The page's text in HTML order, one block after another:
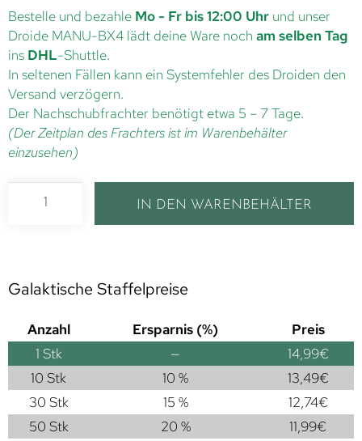
Bestelle und bezahle Mo - Fr bis 12:00 Uhr und unser
Droide MANU-BX4 lädt deine Ware noch am selben Tag
ins DHL-Shuttle.
In seltenen Fällen kann ein Systemfehler des Droiden den
Versand verzögern.
Der Nachschubfrachter benötigt etwa 5 – 7 Tage.
(Der Zeitplan des Frachters ist im Warenbehälter
einzusehen)
IN DEN WARENBEHÄLTER
Galaktische Staffelpreise
Anzahl Ersparnis (%)
Preis
1 Stk — 14,99€
10 Stk
10 % 13,49€
30 Stk
15 % 12,74€
50 Stk
20 % 11,99€